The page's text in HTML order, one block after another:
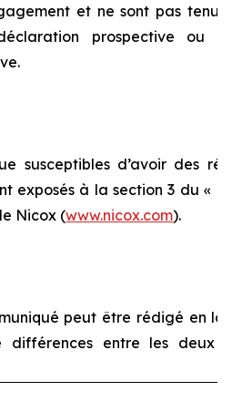
et ne sont pas
prospective ou
susceptibles d’avoir des
exposés à la section 3 du «
Nicox (www.nicox.com).
peut être rédigé en
différences entre les deux